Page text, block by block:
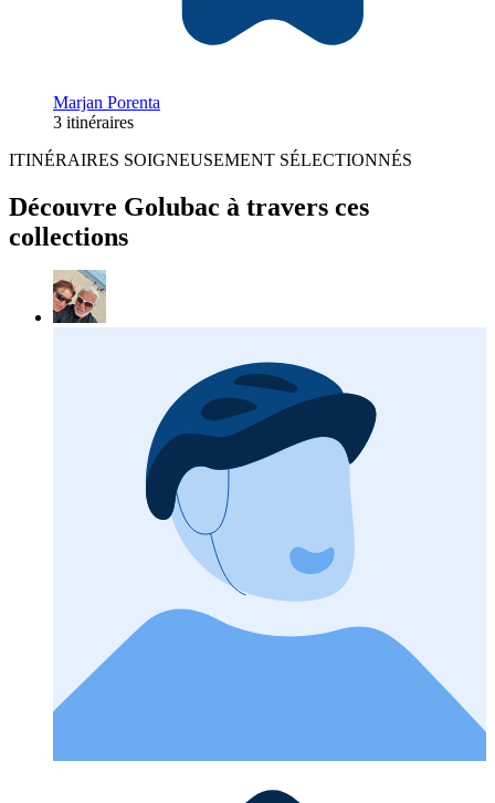
Marjan Porenta
3 itinéraires
ITINÉRAIRES SOIGNEUSEMENT SÉLECTIONNÉS
Découvre Golubac à travers ces
collections